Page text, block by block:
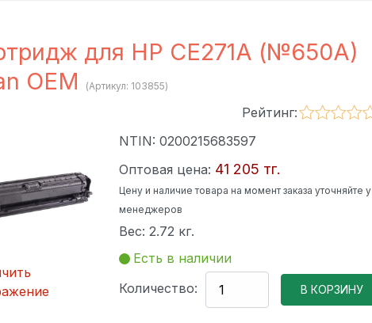
для HP CE271A (№650A)
OEM
(Артикул: 103855)
Рейтинг:
NTIN: 0200215683597
Оптовая цена: 41 205 тг.
Цену и наличие товара на момент заказа уточняйте у
менеджеров
Вес: 2.72 кг.
Есть в наличии
Количество: